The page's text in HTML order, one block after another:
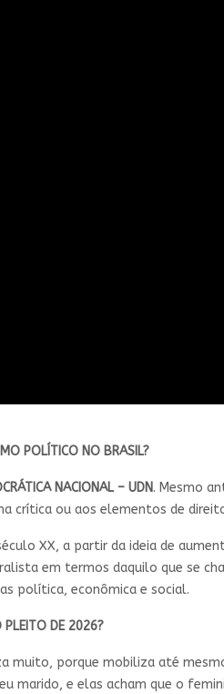
POLÍTICO NO BRASIL?
NACIONAL – UDN. Mesmo
crítica ou aos elementos de
XX, a partir da ideia de
em termos daquilo que se
política, econômica e social.
PLEITO DE 2026?
muito, porque mobiliza até
marido, e elas acham que o